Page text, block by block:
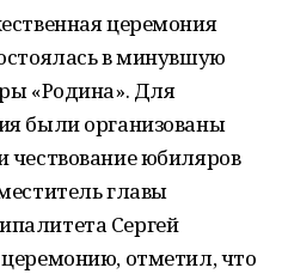
церемония
в минувшую
«Родина». Для
были организованы
юбиляров
главы
Сергей
отметил, что